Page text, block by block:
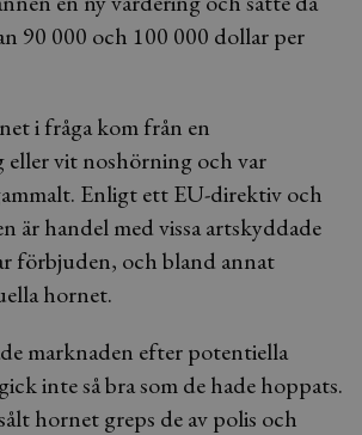
90 000 och 100 000 dollar per
i fråga kom från en
vit noshörning och var
Enligt ett EU-direktiv och
är handel med vissa artskyddade
förbjuden, och bland annat
hornet.
marknaden efter potentiella
inte så bra som de hade hoppats.
hornet greps de av polis och